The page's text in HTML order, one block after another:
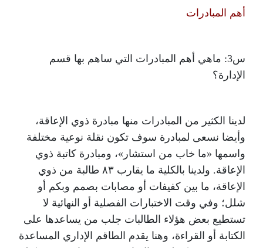
أهم المبادرات
س3: ماهي أهم المبادرات التي ساهم بها قسم
الإدارة؟
لدينا الكثير من المبادرات منها مبادرة ذوي الإعاقة،
وأيضا نسعى لمبادرة سوف تكون نقلة نوعية مختلفة
واسمها «ما خاب من استشار»، ومبادرة كاتبة ذوي
الإعاقة. ولدينا بالكلية ما يقارب ٨٣ طالبة من ذوي
الإعاقة، ما بين كفيفات أو مصابات بصمم وبكم أو
شلل؛ وفي وقت الاختبارات الفصلية أو النهائية لا
تستطيع بعض هؤلاء الطالبات جلب من يساعدها على
الكتابة أو القراءة، وهنا يقدم الطاقم الإداري المساعدة